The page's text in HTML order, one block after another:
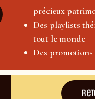
précieux
Des playlists
tout le monde
Des promotions